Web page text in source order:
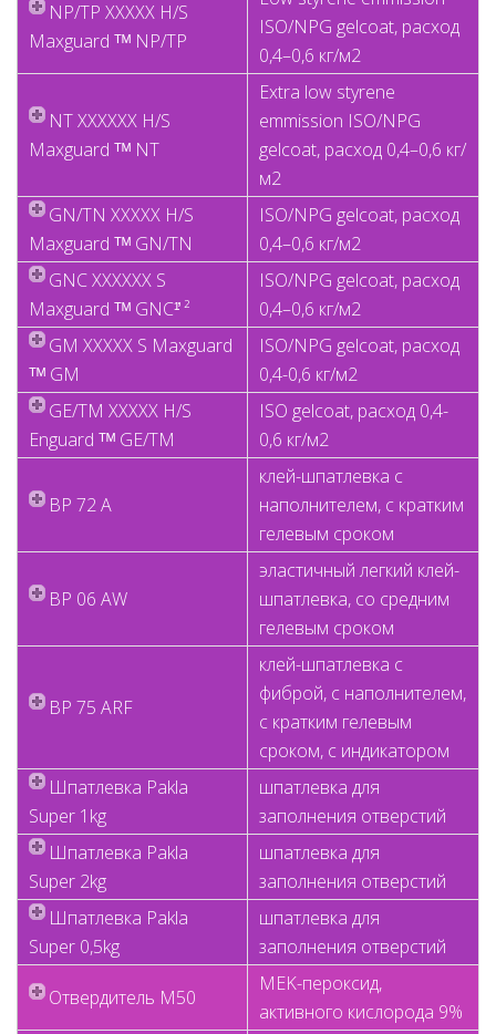
NP/TP XXXXX H/S
Maxguard ᵀᴹ NP/TP
ISO/NPG gelcoat, расход
0,4–0,6 кг/м2
NT XXXXXX H/S
Maxguard ᵀᴹ NT
Extra low styrene
emmission ISO/NPG
gelcoat, расход 0,4–0,6 кг/
м2
GN/TN XXXXX H/S
Maxguard ᵀᴹ GN/TN
ISO/NPG gelcoat, расход
0,4–0,6 кг/м2
GNC XXXXXX S
Maxguard ᵀᴹ GNC¹̕ ²
ISO/NPG gelcoat, расход
0,4–0,6 кг/м2
GM XXXXX S Maxguard
ᵀᴹ GM
ISO/NPG gelcoat, расход
0,4-0,6 кг/м2
GE/TM XXXXX H/S
Enguard ᵀᴹ GE/TM
ISO gelcoat, расход 0,4-
0,6 кг/м2
BP 72 A
клей-шпатлевка с
наполнителем, с кратким
гелевым сроком
BP 06 AW
эластичный легкий клей-
шпатлевка, со средним
гелевым сроком
BP 75 ARF
клей-шпатлевка с
фиброй, с наполнителем,
с кратким гелевым
сроком, с индикатором
Шпатлевка Pakla
Super 1kg
шпатлевка для
заполнения отверстий
Шпатлевка Pakla
Super 2kg
шпатлевка для
заполнения отверстий
Шпатлевка Pakla
Super 0,5kg
шпатлевка для
заполнения отверстий
Отвердитель M50
MEK-пероксид,
активного кислорода 9%